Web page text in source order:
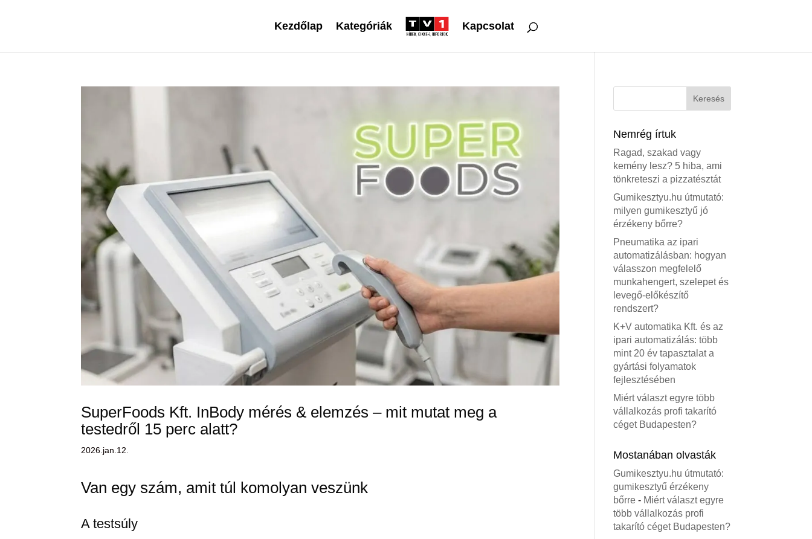
Kezdőlap Kategóriák Kapcsolat
SuperFoods Kft. InBody mérés & elemzés – mit mutat meg a
testedről 15 perc alatt?
2026.jan.12.
Van egy szám, amit túl komolyan veszünk
A testsúly
Nemrég írtuk
Ragad, szakad vagy
kemény lesz? 5 hiba, ami
tönkreteszi a pizzatésztát
Gumikesztyu.hu útmutató:
milyen gumikesztyű jó
érzékeny bőrre?
Pneumatika az ipari
automatizálásban: hogyan
válasszon megfelelő
munkahengert, szelepet és
levegő-előkészítő
rendszert?
K+V automatika Kft. és az
ipari automatizálás: több
mint 20 év tapasztalat a
gyártási folyamatok
fejlesztésében
Miért választ egyre több
vállalkozás profi takarító
céget Budapesten?
Mostanában olvasták
Gumikesztyu.hu útmutató:
gumikesztyű érzékeny
bőrre - Miért választ egyre
több vállalkozás profi
takarító céget Budapesten?